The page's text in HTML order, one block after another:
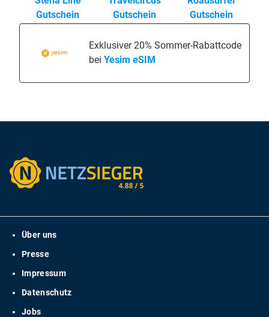
Gutschein
Gutschein
Gutschein
Exklusiver 20% Sommer-Rabattcode
bei Yesim eSIM
Über uns
Presse
Impressum
Datenschutz
Jobs